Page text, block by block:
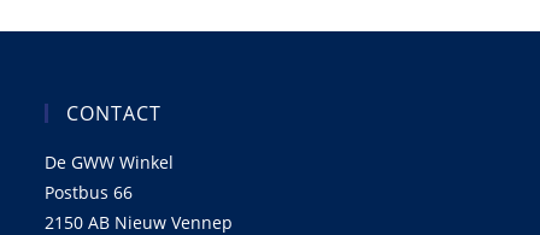
CONTACT
De GWW Winkel
Postbus 66
2150 AB Nieuw Vennep